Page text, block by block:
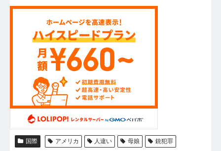
国際 アメリカ 人違い 母娘 銃犯罪